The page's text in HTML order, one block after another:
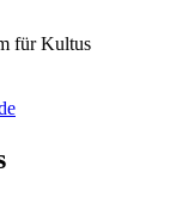
für Kultus